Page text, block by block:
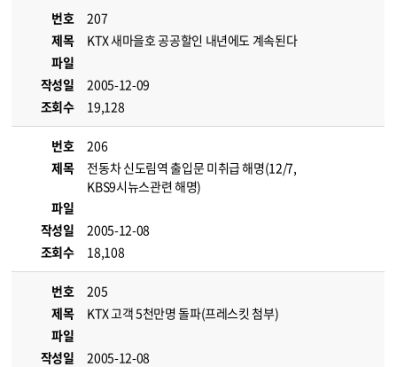
번호
207
제목
KTX 새마을호 공공할인 내년에도 계속된다
파일
작성일
2005-12-09
조회수
19,128
번호
206
제목
전동차 신도림역 출입문 미취급 해명(12/7,
KBS9시뉴스관련 해명)
파일
작성일
2005-12-08
조회수
18,108
번호
205
제목
KTX 고객 5천만명 돌파(프레스킷 첨부)
파일
작성일
2005-12-08